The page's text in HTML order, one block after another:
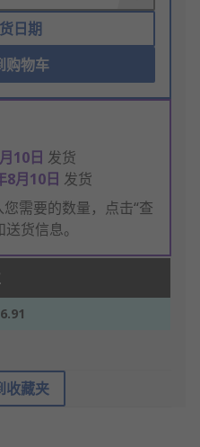
日期
购物车
10日 发货
8月10日 发货
需要的数量，点击“查
货信息。
收藏夹